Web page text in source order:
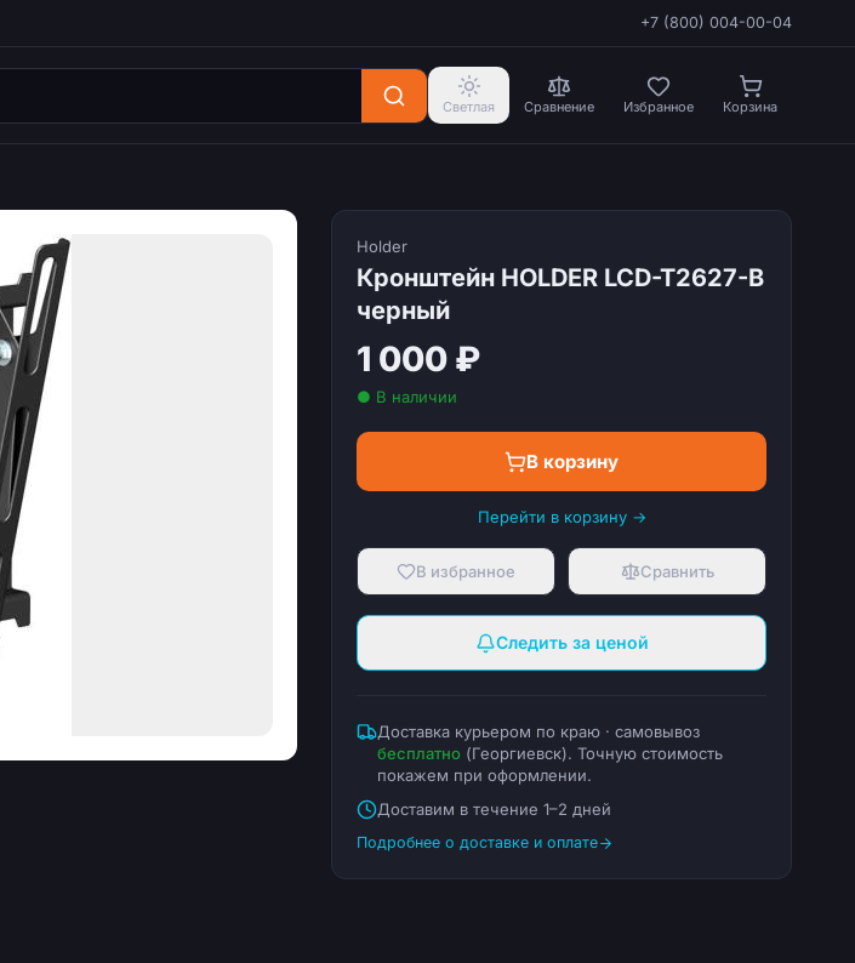
+7 (800) 004-00-04
Светлая Сравнение Избранное Корзина
Holder
Кронштейн HOLDER LCD-T2627-B
черный
1 000 ₽
● В наличии
В корзину
Перейти в корзину →
В избранное Сравнить
Следить за ценой
Доставка курьером по краю · самовывоз
бесплатно (Георгиевск). Точную стоимость
покажем при оформлении.
Доставим в течение 1–2 дней
Подробнее о доставке и оплате